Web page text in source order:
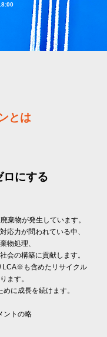
とは
ロにする
棄物が発生しています。
応力が問われている中、
物処理、
会の構築に貢献します。
LCA※も含めたリサイクル
ます。
に成長を続けます。
ントの略